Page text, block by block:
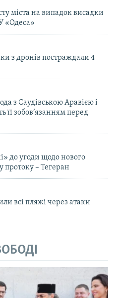
міста на випадок висадки
«Одеса»
з дронів постраждали 4
з Саудівською Аравією і
її зобов’язанням перед
до угоди щодо нового
протоку – Тегеран
всі пляжі через атаки